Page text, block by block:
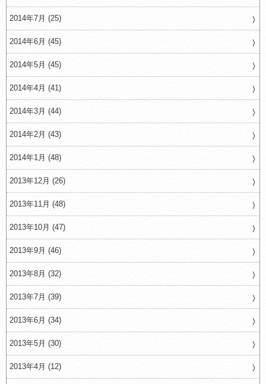
2014年7月 (25)
2014年6月 (45)
2014年5月 (45)
2014年4月 (41)
2014年3月 (44)
2014年2月 (43)
2014年1月 (48)
2013年12月 (26)
2013年11月 (48)
2013年10月 (47)
2013年9月 (46)
2013年8月 (32)
2013年7月 (39)
2013年6月 (34)
2013年5月 (30)
2013年4月 (12)